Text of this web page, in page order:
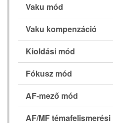
Vaku mód
Vaku kompenzáció
Kioldási mód
Fókusz mód
AF-mező mód
AF/MF